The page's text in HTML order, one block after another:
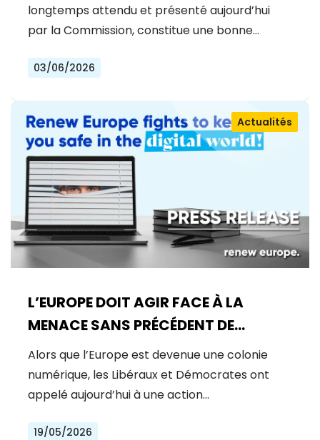
longtemps attendu et présenté aujourd’hui
par la Commission, constitue une bonne…
03/06/2026
L’EUROPE DOIT AGIR FACE À LA
MENACE SANS PRÉCÉDENT DE
MYTHOS
Actualités
Alors que l’Europe est devenue une colonie
numérique, les Libéraux et Démocrates ont
appelé aujourd’hui à une action…
19/05/2026